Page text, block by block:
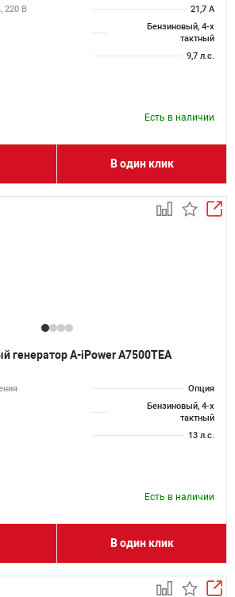
220 В
21,7 А
Бензиновый, 4-х
тактный
9,7 л.с.
Есть в наличии
В один клик
генератор A-iPower A7500TEA
Опция
Бензиновый, 4-х
тактный
13 л.с.
Есть в наличии
В один клик